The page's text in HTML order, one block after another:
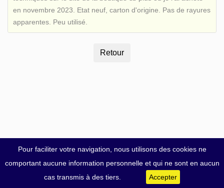
Pour faciliter votre navigation, nous utilisons des cookies ne
comportant aucune information personnelle et qui ne sont en aucun
cas transmis à des tiers.
Accepter
en novembre 2023. Etat neuf, carton d'origine. Pas de rayures
apparentes. Peu utilisé.